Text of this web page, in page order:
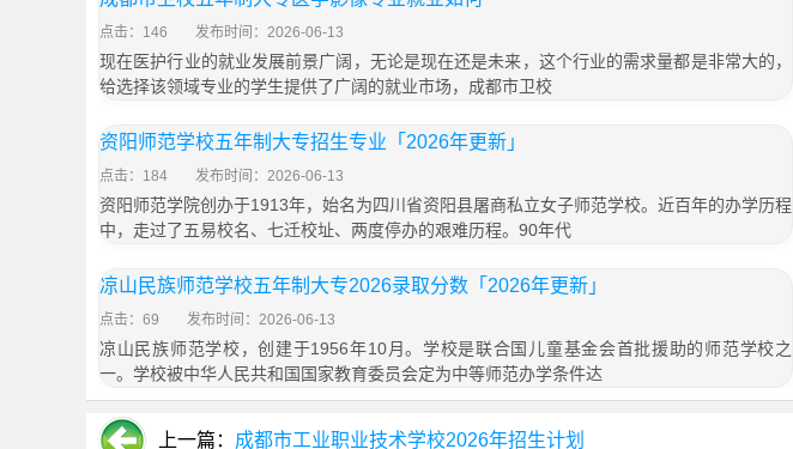
点击：146 发布时间：2026-06-13
现在医护行业的就业发展前景广阔，无论是现在还是未来，这个行业的需求量都是非常大的，
给选择该领域专业的学生提供了广阔的就业市场，成都市卫校
资阳师范学校五年制大专招生专业「2026年更新」
点击：184 发布时间：2026-06-13
资阳师范学院创办于1913年，始名为四川省资阳县屠商私立女子师范学校。近百年的办学历程
中，走过了五易校名、七迁校址、两度停办的艰难历程。90年代
凉山民族师范学校五年制大专2026录取分数「2026年更新」
点击：69 发布时间：2026-06-13
凉山民族师范学校，创建于1956年10月。学校是联合国儿童基金会首批援助的师范学校之
一。学校被中华人民共和国国家教育委员会定为中等师范办学条件达
上一篇： 成都市工业职业技术学校2026年招生计划